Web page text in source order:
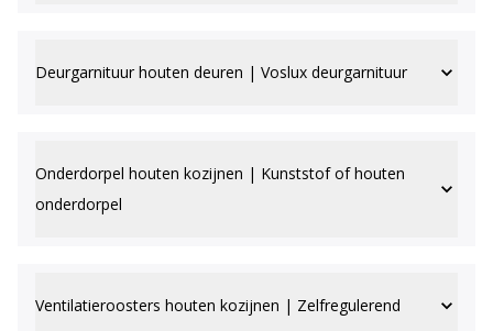
Deurgarnituur houten deuren | Voslux deurgarnituur
Onderdorpel houten kozijnen | Kunststof of houten
onderdorpel
Ventilatieroosters houten kozijnen | Zelfregulerend